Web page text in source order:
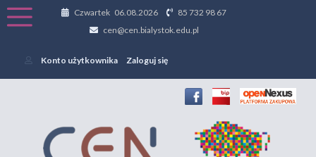
Czwartek 06.08.2026
85 732 98 67
cen@cen.bialystok.edu.pl
Konto użytkownika Zaloguj się